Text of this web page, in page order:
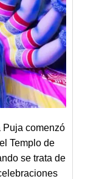
Puja comenzó
Templo de
se trata de